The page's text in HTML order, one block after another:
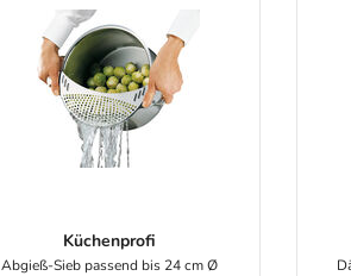
Küchenprofi
Abgieß-Sieb passend bis 24 cm Ø